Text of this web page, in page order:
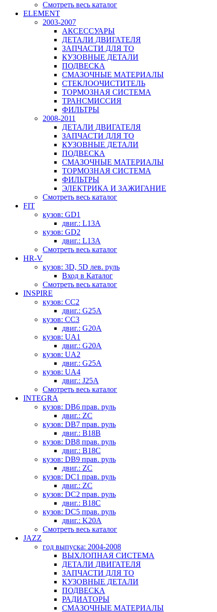
Смотреть весь каталог
ELEMENT
2003-2007
АКСЕССУАРЫ
ДЕТАЛИ ДВИГАТЕЛЯ
ЗАПЧАСТИ ДЛЯ ТО
КУЗОВНЫЕ ДЕТАЛИ
ПОДВЕСКА
СМАЗОЧНЫЕ МАТЕРИАЛЫ
СТЕКЛООЧИСТИТЕЛЬ
ТОРМОЗНАЯ СИСТЕМА
ТРАНСМИССИЯ
ФИЛЬТРЫ
2008-2011
ДЕТАЛИ ДВИГАТЕЛЯ
ЗАПЧАСТИ ДЛЯ ТО
КУЗОВНЫЕ ДЕТАЛИ
ПОДВЕСКА
СМАЗОЧНЫЕ МАТЕРИАЛЫ
ТОРМОЗНАЯ СИСТЕМА
ФИЛЬТРЫ
ЭЛЕКТРИКА И ЗАЖИГАНИЕ
Смотреть весь каталог
FIT
кузов: GD1
двиг.: L13A
кузов: GD2
двиг.: L13A
Смотреть весь каталог
HR-V
кузов: 3D, 5D лев. руль
Вход в Каталог
Смотреть весь каталог
INSPIRE
кузов: CC2
двиг.: G25A
кузов: CC3
двиг.: G20A
кузов: UA1
двиг.: G20A
кузов: UA2
двиг.: G25A
кузов: UA4
двиг.: J25A
Смотреть весь каталог
INTEGRA
кузов: DB6 прав. руль
двиг.: ZC
кузов: DB7 прав. руль
двиг.: B18B
кузов: DB8 прав. руль
двиг.: B18C
кузов: DB9 прав. руль
двиг.: ZC
кузов: DC1 прав. руль
двиг.: ZC
кузов: DC2 прав. руль
двиг.: B18C
кузов: DC5 прав. руль
двиг.: K20A
Смотреть весь каталог
JAZZ
год выпуска: 2004-2008
ВЫХЛОПНАЯ СИСТЕМА
ДЕТАЛИ ДВИГАТЕЛЯ
ЗАПЧАСТИ ДЛЯ ТО
КУЗОВНЫЕ ДЕТАЛИ
ПОДВЕСКА
РАДИАТОРЫ
СМАЗОЧНЫЕ МАТЕРИАЛЫ